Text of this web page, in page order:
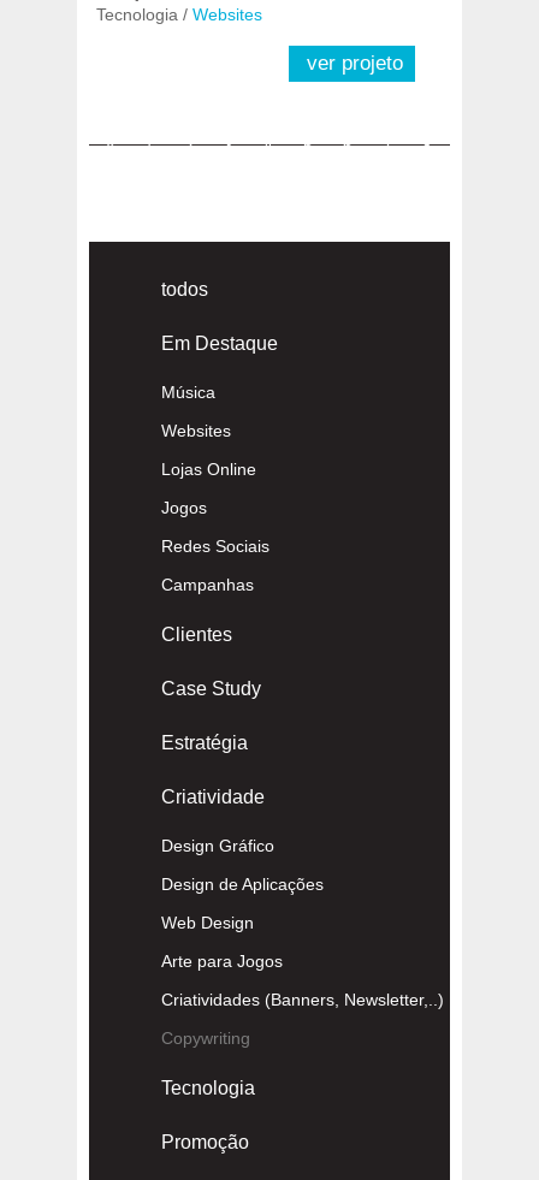
Tecnologia / Websites
ver projeto
« 1 2 3 4 5 6 7 8
todos
Em Destaque
Música
Websites
Lojas Online
Jogos
Redes Sociais
Campanhas
Clientes
Case Study
Estratégia
Criatividade
Design Gráfico
Design de Aplicações
Web Design
Arte para Jogos
Criatividades (Banners, Newsletter,..)
Copywriting
Tecnologia
Promoção